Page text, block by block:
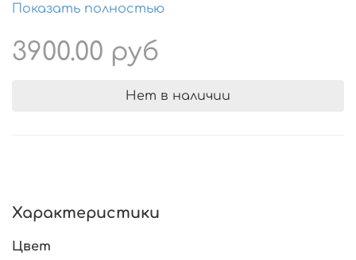
Гибкая подводка 1/2" 40 см – 2 шт. Гайка для
нержавеющей стали
Показать полностью
3900.00 руб
Нет в наличии
Характеристики
Цвет